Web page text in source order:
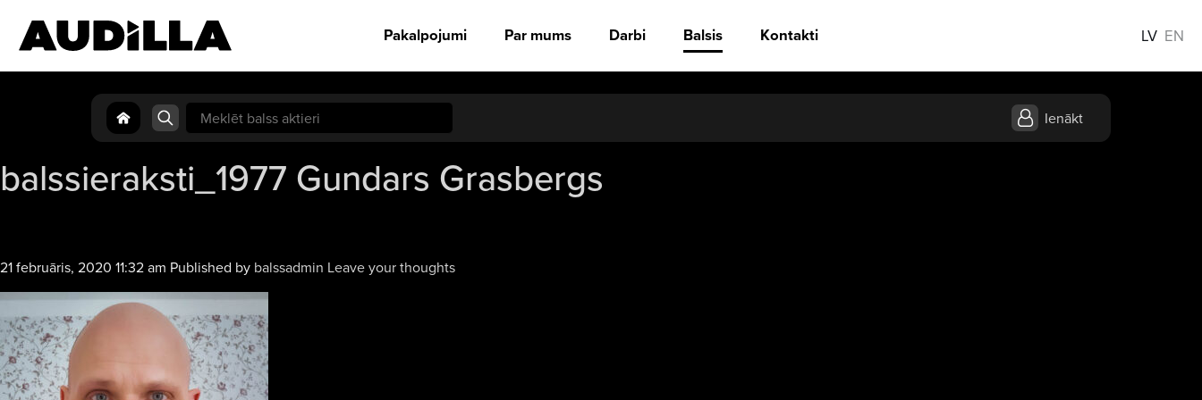
Pakalpojumi Par mums Darbi Balsis Kontakti LV EN
Search
for:
Ienākt
balssieraksti_1977 Gundars Grasbergs
21 februāris, 2020 11:32 am Published by balssadmin Leave your thoughts